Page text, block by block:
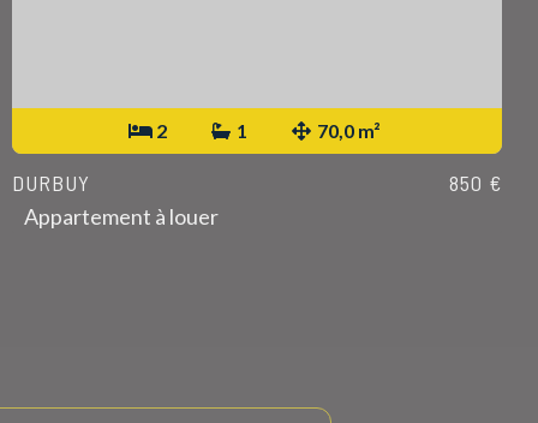
2 1 70,0 m²
DURBUY
Appartement à louer
850 €